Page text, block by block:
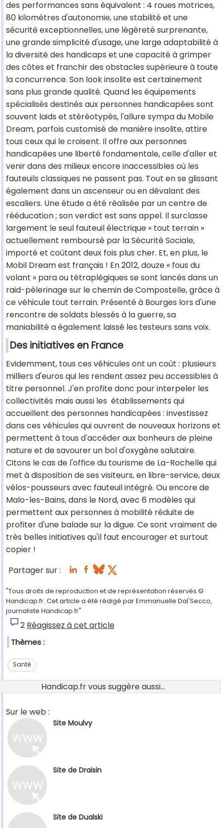
des performances sans équivalent : 4 roues motrices,
80 kilomètres d'autonomie, une stabilité et une
sécurité exceptionnelles, une légèreté surprenante,
une grande simplicité d'usage, une large adaptabilité à
la diversité des handicaps et une capacité à grimper
des côtes et franchir des obstacles supérieure à toute
la concurrence. Son look insolite est certainement
sans plus grande qualité. Quand les équipements
spécialisés destinés aux personnes handicapées sont
souvent laids et stéréotypés, l'allure sympa du Mobile
Dream, parfois customisé de manière insolite, attire
tous ceux qui le croisent. Il offre aux personnes
handicapées une liberté fondamentale, celle d'aller et
venir dans des milieux encore inaccessibles où les
fauteuils classiques ne passent pas. Tout en se glissant
également dans un ascenseur ou en dévalant des
escaliers. Une étude a été réalisée par un centre de
rééducation ; son verdict est sans appel. Il surclasse
largement le seul fauteuil électrique « tout terrain »
actuellement remboursé par la Sécurité Sociale,
importé et coûtant deux fois plus cher. Et, en plus, le
Mobil Dream est français ! En 2012, douze « fous du
volant » para ou tétraplégiques se sont lancés dans un
raid-pèlerinage sur le chemin de Compostelle, grâce à
ce véhicule tout terrain. Présenté à Bourges lors d'une
rencontre de soldats blessés à la guerre, sa
maniabilité a également laissé les testeurs sans voix.
Des initiatives en France
Evidemment, tous ces véhicules ont un coût : plusieurs
milliers d'euros qui les rendent assez peu accessibles à
titre personnel. J'en profite donc pour interpeler les
collectivités mais aussi les établissements qui
accueillent des personnes handicapées : investissez
dans ces véhicules qui ouvrent de nouveaux horizons et
permettent à tous d'accéder aux bonheurs de pleine
nature et de savourer un bol d'oxygène salutaire.
Citons le cas de l'office du tourisme de La-Rochelle qui
met à disposition de ses visiteurs, en libre-service, deux
vélos-pousseurs avec fauteuil intégré. Ou encore de
Malo-les-Bains, dans le Nord, avec 6 modèles qui
permettent aux personnes à mobilité réduite de
profiter d'une balade sur la digue. Ce sont vraiment de
très belles initiatives qu'il faut encourager et surtout
copier !
Partager sur :
"Tous droits de reproduction et de représentation réservés.©
Handicap.fr. Cet article a été rédigé par Emmanuelle Dal'Secco,
journaliste Handicap.fr"
2 Réagissez à cet article
Thèmes :
Santé
Handicap.fr vous suggère aussi...
Sur le web :
Site Moulvy
Site de Draisin
Site de Dualski